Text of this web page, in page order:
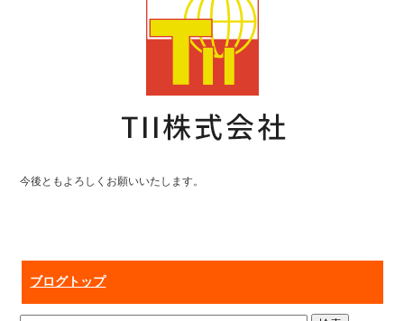
今後ともよろしくお願いいたします。
ブログトップ